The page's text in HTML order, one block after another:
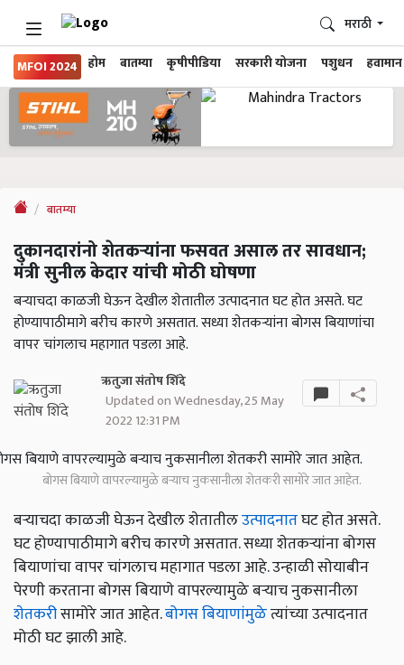
MFOI 2024 होम बातम्या कृषीपीडिया सरकारी योजना पशुधन हवामान
मराठी
बातम्या
दुकानदारांनो शेतकऱ्यांना फसवत असाल तर सावधान;
मंत्री सुनील केदार यांची मोठी घोषणा
बऱ्याचदा काळजी घेऊन देखील शेतातील उत्पादनात घट होत असते. घट
होण्यापाठीमागे बरीच कारणे असतात. सध्या शेतकऱ्यांना बोगस बियाणांचा
वापर चांगलाच महागात पडला आहे.
ऋतुजा संतोष शिंदे
Updated on Wednesday, 25 May
2022 12:31 PM
बोगस बियाणे वापरल्यामुळे बऱ्याच नुकसानीला शेतकरी सामोरे जात आहेत.
बऱ्याचदा काळजी घेऊन देखील शेतातीलउत्पादनातघट होत असते.
घट होण्यापाठीमागे बरीच कारणे असतात. सध्या शेतकऱ्यांना बोगस
बियाणांचा वापर चांगलाच महागात पडला आहे. उन्हाळी सोयाबीन
पेरणी करताना बोगस बियाणे वापरल्यामुळे बऱ्याच नुकसानीला
शेतकरीसामोरे जात आहेत.बोगस बियाणांमुळेत्यांच्या उत्पादनात
मोठी घट झाली आहे.